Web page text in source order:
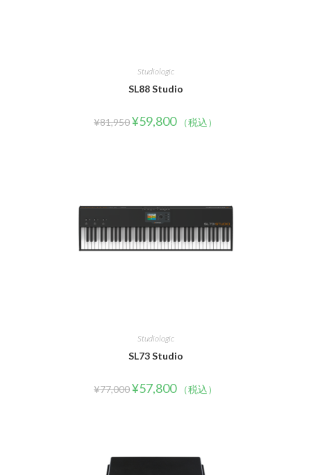
Studiologic
SL88 Studio
¥81,950¥59,800 （税込）
Studiologic
SL73 Studio
¥77,000¥57,800 （税込）